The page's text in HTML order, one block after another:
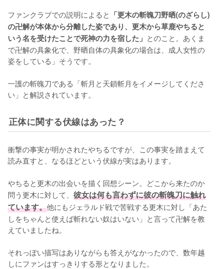
ファンクラブでの説明によると 「更木の斬魄刀野晒(のざらし)
の卍解が本体から分離した姿であり、更木から草鹿やちると
いう名を受けたことで死神の力を宿した」 とのこと。あくま
で卍解の具象化で、野晒自体の具象化の場合は、成人女性の
姿をしている」そうです。
一護の斬魄刀である「斬月と天鎖斬月をイメージしてくださ
い」と解説されています。
正体に関する伏線はあった？
衝撃の事実が明かされたやちるですが、この事実を踏まえて
読み直すと、なるほどという伏線が実はあります。
やちると更木の出会いを描く回想シーン。どこから来たのか
問う更木に対して、 彼女は何も言わずに彼の斬魄刀に触れ
ています。他にもジェラルド戦で苦戦する更木に対し「あた
しをちゃんと使えば斬れない奴はいない」と言って卍解を教
えていましたね。
それっぽい描写はありながらも答えがなかったので、数年越
しにファンはすっきりする形となりました。